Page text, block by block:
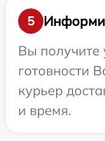
5
Вы получите
готовности
курьер
и время.